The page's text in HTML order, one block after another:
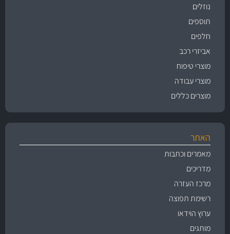
נוזלים
תוספים
חלפים
אביזרי רכב
מוצרי טיפוח
מוצרי עבודה
מוצרים כללים
האתר
מאמרים וכתבות
מדריכים
מרכז העזרה
רשימת תפוצה
ערוץ הוידאו
מותגים